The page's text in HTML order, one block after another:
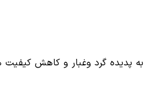
پدیده گرد وغبار و کاهش